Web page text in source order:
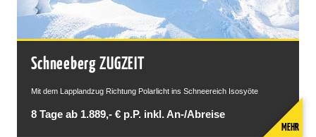
Schneeberg ZUGZEIT
Mit dem Lapplandzug Richtung Polarlicht ins Schneereich Isosyöte
8 Tage ab 1.889,- € p.P. inkl. An-/Abreise
MEHR